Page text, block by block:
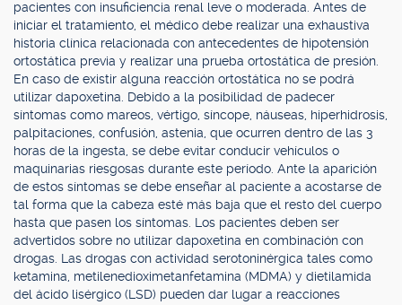
pacientes con insuficiencia renal leve o moderada. Antes de
iniciar el tratamiento, el médico debe realizar una exhaustiva
historia clínica relacionada con antecedentes de hipotensión
ortostática previa y realizar una prueba ortostática de presión.
En caso de existir alguna reacción ortostática no se podrá
utilizar dapoxetina. Debido a la posibilidad de padecer
síntomas como mareos, vértigo, síncope, náuseas, hiperhidrosis,
palpitaciones, confusión, astenia, que ocurren dentro de las 3
horas de la ingesta, se debe evitar conducir vehículos o
maquinarias riesgosas durante este período. Ante la aparición
de estos síntomas se debe enseñar al paciente a acostarse de
tal forma que la cabeza esté más baja que el resto del cuerpo
hasta que pasen los síntomas. Los pacientes deben ser
advertidos sobre no utilizar dapoxetina en combinación con
drogas. Las drogas con actividad serotoninérgica tales como
ketamina, metilenedioximetanfetamina (MDMA) y dietilamida
del ácido lisérgico (LSD) pueden dar lugar a reacciones